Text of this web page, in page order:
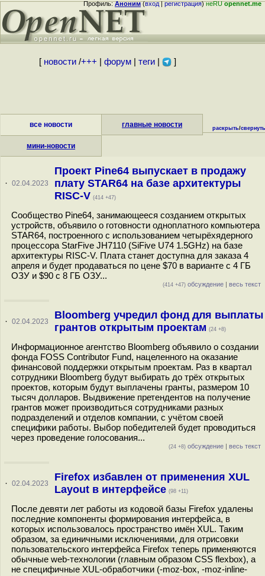
Профиль:Аноним(вход|регистрация)неRUopennet.me
[ новости/+++ форум| теги| ]
все новости главные новости
мини-новости
раскрыть/свернуть
· 02.04.2023
Проект Pine64 выпускает в продажу
плату STAR64 на базе архитектуры
RISC-V (414 +47)
Сообщество Pine64, занимающееся созданием открытых
устройств, объявило о готовности одноплатного компьютера
STAR64, построенного с использованием четырёхядерного
процессора StarFive JH7110 (SiFive U74 1.5GHz) на базе
архитектуры RISC-V. Плата станет доступна для заказа 4
апреля и будет продаваться по цене $70 в варианте с 4 ГБ
ОЗУ и $90 с 8 ГБ ОЗУ...
(414 +47) обсуждение | весь текст
· 02.04.2023
Bloomberg учредил фонд для выплаты
грантов открытым проектам (24 +8)
Информационное агентство Bloomberg объявило о создании
фонда FOSS Contributor Fund, нацеленного на оказание
финансовой поддержки открытым проектам. Раз в квартал
сотрудники Bloomberg будут выбирать до трёх открытых
проектов, которым будут выплачены гранты, размером 10
тысяч долларов. Выдвижение претендентов на получение
грантов может производиться сотрудниками разных
подразделений и отделов компании, с учётом своей
специфики работы. Выбор победителей будет проводиться
через проведение голосования...
(24 +8) обсуждение | весь текст
· 02.04.2023
Firefox избавлен от применения XUL
Layout в интерфейсе (98 +11)
После девяти лет работы из кодовой базы Firefox удалены
последние компоненты формирования интерфейса, в
которых использовалось пространство имён XUL. Таким
образом, за единичными исключениями, для отрисовки
пользовательского интерфейса Firefox теперь применяются
обычные web-технологии (главным образом CSS flexbox), а
не специфичные XUL-обработчики (-moz-box, -moz-inline-